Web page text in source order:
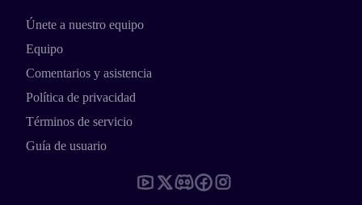
Únete a nuestro equipo
Equipo
Comentarios y asistencia
Política de privacidad
Términos de servicio
Guía de usuario